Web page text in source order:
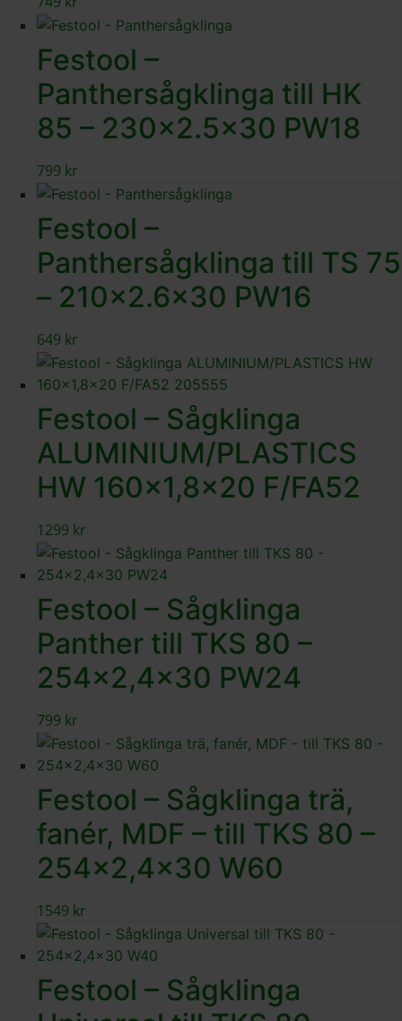
Festool –
Panthersågklinga till HK
85 – 230×2.5×30 PW18
799 kr
Festool –
Panthersågklinga till TS 75
– 210×2.6×30 PW16
649 kr
Festool – Sågklinga
ALUMINIUM/PLASTICS
HW 160×1,8×20 F/FA52
1299 kr
Festool – Sågklinga
Panther till TKS 80 –
254×2,4×30 PW24
799 kr
Festool – Sågklinga trä,
fanér, MDF – till TKS 80 –
254×2,4×30 W60
1549 kr
Festool – Sågklinga